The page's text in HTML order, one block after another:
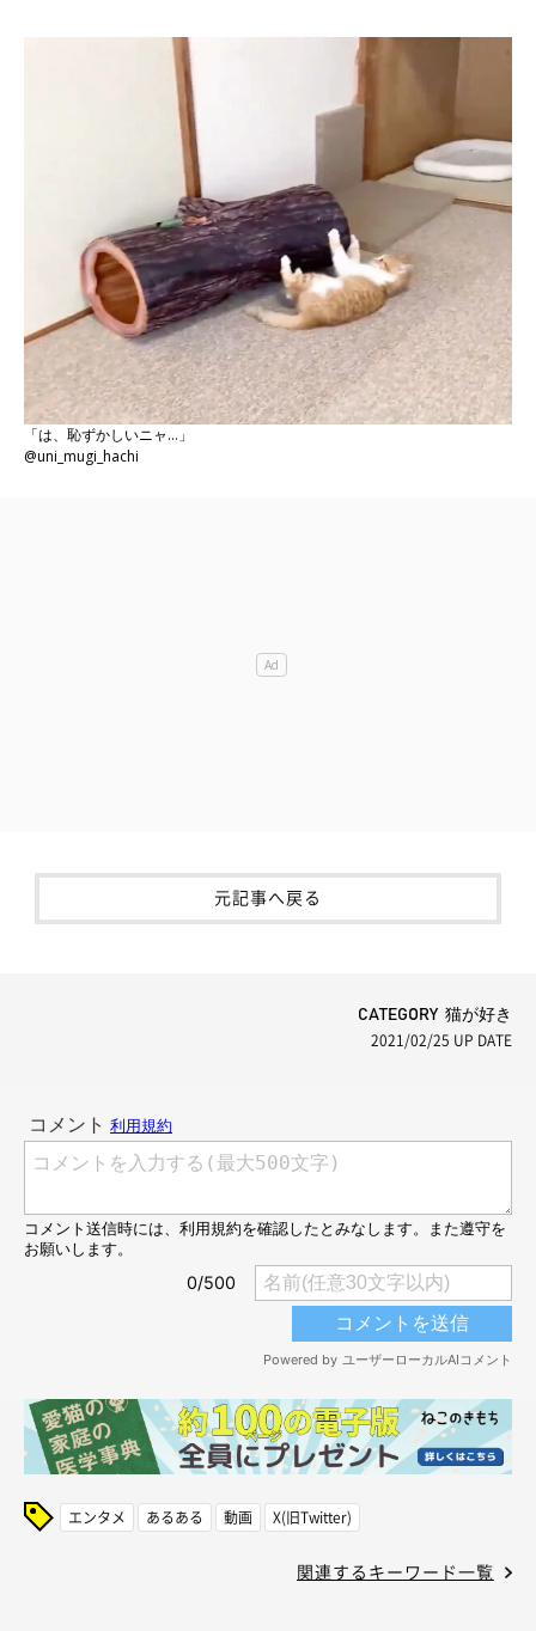
「は、恥ずかしいニャ…」
@uni_mugi_hachi
元記事へ戻る
CATEGORY 猫が好き
2021/02/25 UP DATE
エンタメ あるある 動画 X(旧Twitter)
関連するキーワード一覧